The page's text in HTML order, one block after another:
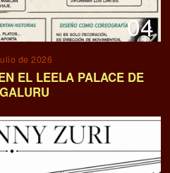
04
de 2026
EL LEELA PALACE DE